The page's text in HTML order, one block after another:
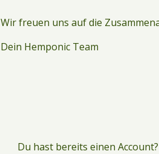
Wir freuen uns auf die
Dein Hemponic Team
Du hast bereits einen